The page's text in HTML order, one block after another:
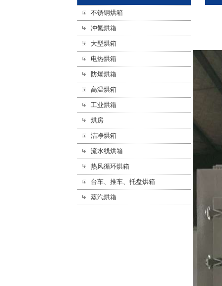
不锈钢烘箱
冲氮烘箱
大型烘箱
电热烘箱
防爆烘箱
高温烘箱
工业烘箱
烘房
洁净烘箱
流水线烘箱
热风循环烘箱
台车、推车、托盘烘箱
蒸汽烘箱